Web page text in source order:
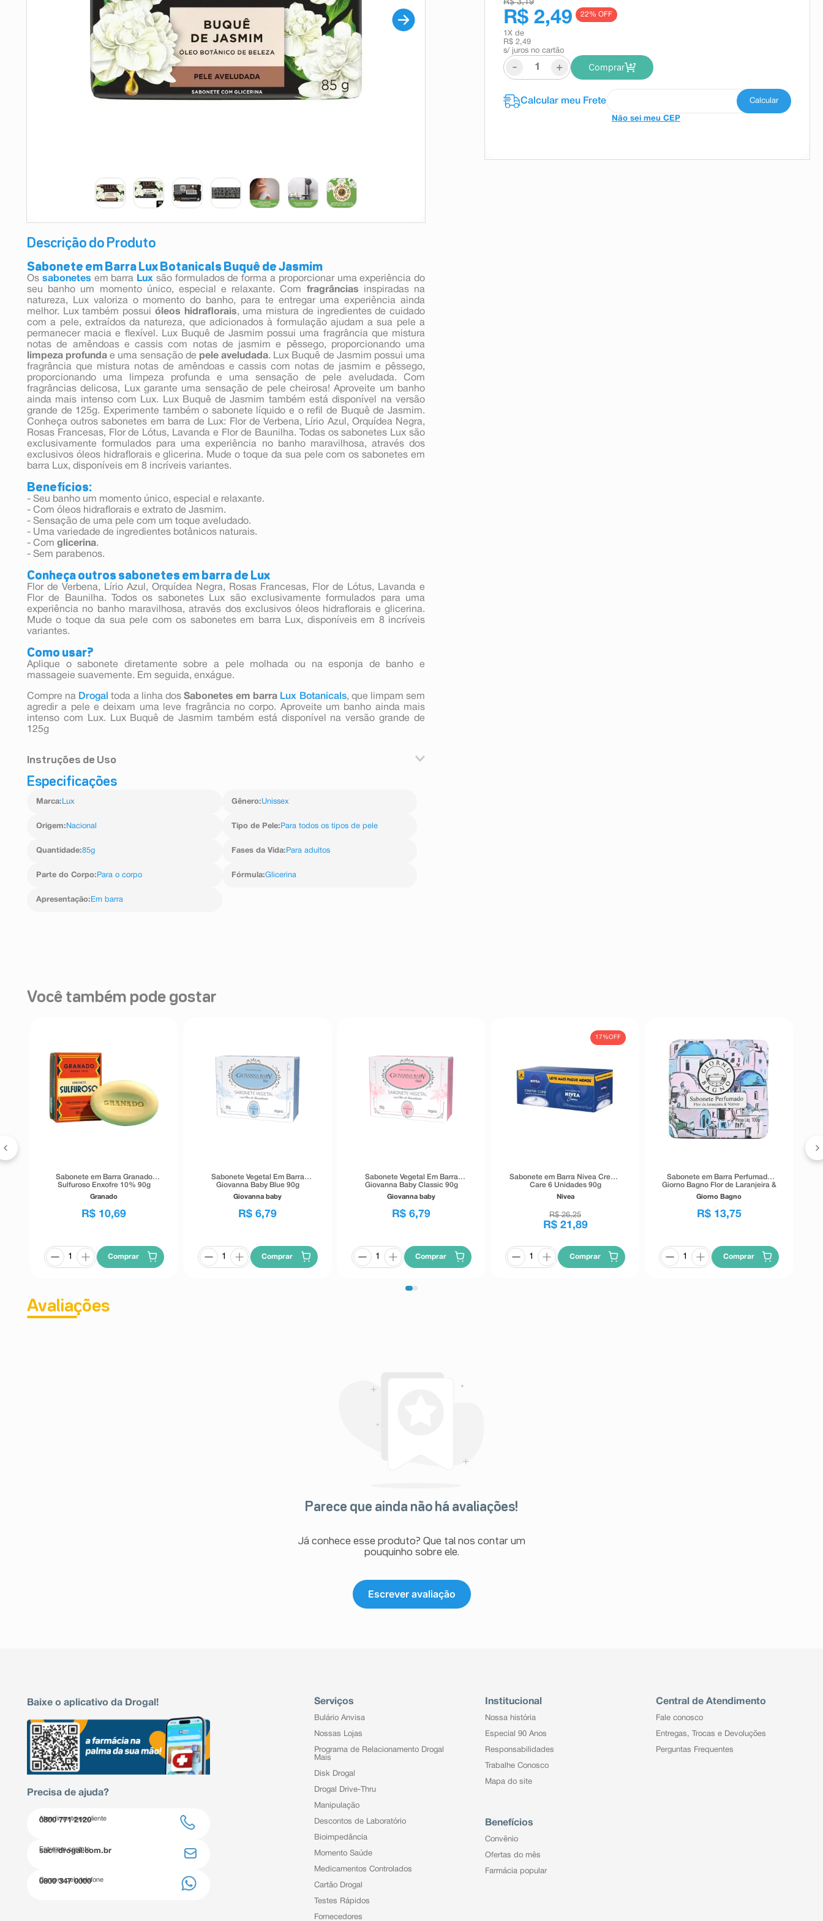
Descrição do Produto
Sabonete em Barra Lux Botanicals Buquê de Jasmim
Os sabonetes em barra Lux são formulados de forma a proporcionar uma experiência do
seu banho um momento único, especial e relaxante. Com fragrâncias inspiradas na
natureza, Lux valoriza o momento do banho, para te entregar uma experiência ainda
melhor. Lux também possui óleos hidraflorais, uma mistura de ingredientes de cuidado
com a pele, extraídos da natureza, que adicionados à formulação ajudam a sua pele a
permanecer macia e flexível. Lux Buquê de Jasmim possui uma fragrância que mistura
notas de amêndoas e cassis com notas de jasmim e pêssego, proporcionando uma
limpeza profunda e uma sensação de pele aveludada. Lux Buquê de Jasmim possui uma
fragrância que mistura notas de amêndoas e cassis com notas de jasmim e pêssego,
proporcionando uma limpeza profunda e uma sensação de pele aveludada. Com
fragrâncias delicosa, Lux garante uma sensação de pele cheirosa! Aproveite um banho
ainda mais intenso com Lux. Lux Buquê de Jasmim também está disponível na versão
grande de 125g. Experimente também o sabonete líquido e o refil de Buquê de Jasmim.
Conheça outros sabonetes em barra de Lux: Flor de Verbena, Lírio Azul, Orquídea Negra,
Rosas Francesas, Flor de Lótus, Lavanda e Flor de Baunilha. Todas os sabonetes Lux são
exclusivamente formulados para uma experiência no banho maravilhosa, através dos
exclusivos óleos hidraflorais e glicerina. Mude o toque da sua pele com os sabonetes em
barra Lux, disponíveis em 8 incríveis variantes.
Benefícios:
- Seu banho um momento único, especial e relaxante.
- Com óleos hidraflorais e extrato de Jasmim.
- Sensação de uma pele com um toque aveludado.
- Uma variedade de ingredientes botânicos naturais.
- Com glicerina.
- Sem parabenos.
Conheça outros sabonetes em barra de Lux
Flor de Verbena, Lírio Azul, Orquídea Negra, Rosas Francesas, Flor de Lótus, Lavanda e
Flor de Baunilha. Todos os sabonetes Lux são exclusivamente formulados para uma
experiência no banho maravilhosa, através dos exclusivos óleos hidraflorais e glicerina.
Mude o toque da sua pele com os sabonetes em barra Lux, disponíveis em 8 incríveis
variantes.
Como usar?
Aplique o sabonete diretamente sobre a pele molhada ou na esponja de banho e
massageie suavemente. Em seguida, enxágue.
Compre na Drogal toda a linha dosSabonetes em barra Lux Botanicals, que limpam sem
agredir a pele e deixam uma leve fragrância no corpo. Aproveite um banho ainda mais
intenso com Lux. Lux Buquê de Jasmim também está disponível na versão grande de
125g
Instruções de Uso
Aplique o sabonete diretamente sobre a pele molhada ou na esponja de banho e
Especificações
Marca: Lux Gênero:Unissex
Origem: Nacional Tipo de Pele: Para todos os tipos de pele
Quantidade:85g Fases da Vida: Para adultos
Parte do Corpo: Para o corpo Fórmula:Glicerina
Apresentação: Em barra
R$ 3,19
R$ 2,49 22% OFF
1 X de
R$ 2,49
s/ juros no cartão
- + Comprar
Não sei meu CEP
Você também pode gostar
Sabonete em Barra Granado
Sulfuroso Enxofre 10% 90g
Granado
R$ 10,69
Comprar
Sabonete Vegetal Em Barra
Giovanna Baby Blue 90g
Giovanna baby
R$ 6,79
Comprar
Sabonete Vegetal Em Barra
Giovanna Baby Classic 90g
Giovanna baby
R$ 6,79
Comprar
17%OFF
Sabonete em Barra Nivea Creme
Care 6 Unidades 90g
Nivea
R$ 26,25
R$ 21 ,89
Comprar
Sabonete em Barra Perfumado
Giorno Bagno Flor de Laranjeira &
Vetiver 100g
Giorno Bagno
R$ 13,75
Comprar
Avaliações
Parece que ainda não há avaliações!
Já conhece esse produto? Que tal nos contar um
pouquinho sobre ele.
Escrever avaliação
Baixe o aplicativo da Drogal!
Precisa de ajuda?
Atendimento ao cliente
0800 771 2120
Entre em contato
sac@drogal.com.br
Compre pelo telefone
0800 347 0000
Serviços
Bulário Anvisa
Nossas Lojas
Programa de Relacionamento Drogal
Mais
Disk Drogal
Drogal Drive-Thru
Manipulação
Descontos de Laboratório
Bioimpedância
Momento Saúde
Medicamentos Controlados
Cartão Drogal
Testes Rápidos
Fornecedores
Institucional
Nossa história
Especial 90 Anos
Responsabilidades
Trabalhe Conosco
Mapa do site
Benefícios
Convênio
Ofertas do mês
Farmácia popular
Central de Atendimento
Fale conosco
Entregas, Trocas e Devoluções
Perguntas Frequentes
9
10ºabsorvente